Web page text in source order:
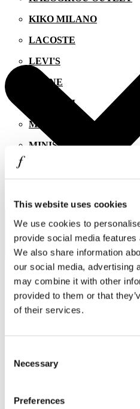
This website uses cookies
We use cookies to
provide social media
We also share information
our social media, advertising
may combine it with other
provided to them or that
of their services.
Selection
Necessary
Preferences
KIKO MILANO
LACOSTE
LEVI'S
LYNNE
MANETTI
MIGATO
MINISO
NAVY & GREEN
NIKE
OJO
OXETTE
OXFORD COMPANY
PANDORA
PRIME TIMERS
Συμφωνώ με τηνΠολιτική
Ωράριο λειτουργίας
Δ.Κώττα Ρούλια 10